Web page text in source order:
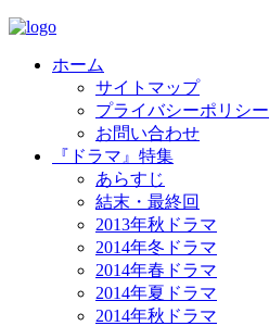
ホーム
サイトマップ
プライバシーポリシー
お問い合わせ
『ドラマ』特集
あらすじ
結末・最終回
2013年秋ドラマ
2014年冬ドラマ
2014年春ドラマ
2014年夏ドラマ
2014年秋ドラマ